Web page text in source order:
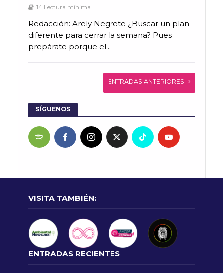
14 Lectura mínima
Redacción: Arely Negrete ¿Buscar un plan
diferente para cerrar la semana? Pues
prepárate porque el...
ENTRADAS ANTERIORES
SÍGUENOS
VISITA TAMBIÉN:
ENTRADAS RECIENTES